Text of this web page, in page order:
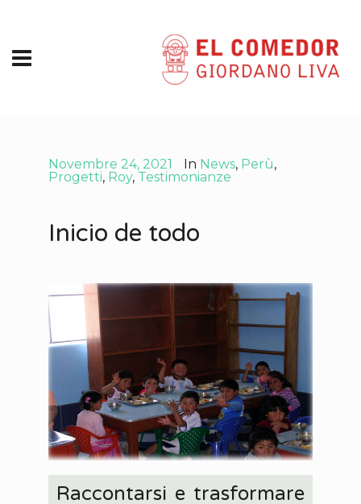
Novembre 24, 2021 In News, Perù,
Progetti, Roy, Testimonianze
Inicio de todo
Raccontarsi e trasformare